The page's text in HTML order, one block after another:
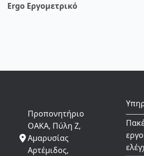
Ergo Εργομετρικό
Προπονητήριο
ΟΑΚΑ, Πύλη Ζ,
Αμαρυσίας
Αρτέμιδος,